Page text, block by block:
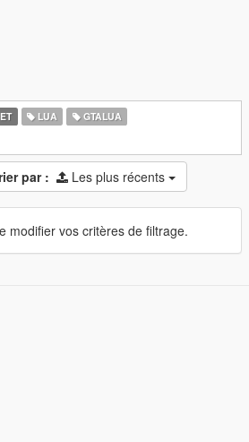
LUA
GTALUA
par : Les plus récents
modifier vos critères de filtrage.